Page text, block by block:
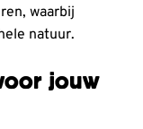
waarbij
natuur.
jouw